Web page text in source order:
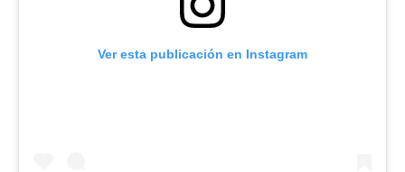
Ver esta publicación en Instagram